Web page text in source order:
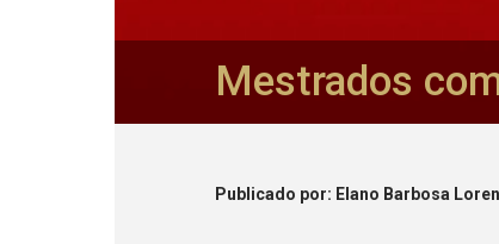
Mestrados
Publicado por: Elano Barbosa